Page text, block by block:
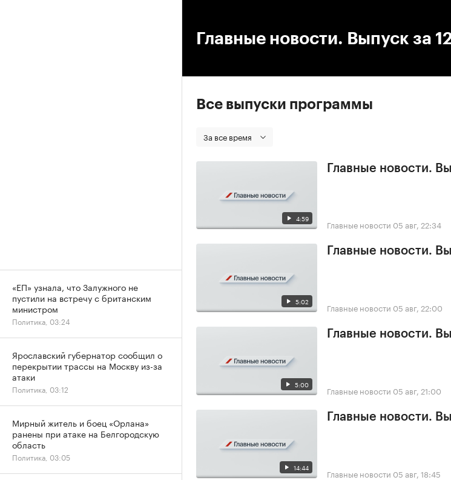
Главные новости. Выпуск за
Все выпуски программы
За все время
4:59
Главные новости.
Главные новости 05 авг, 22:34
5:02
Главные новости.
Главные новости 05 авг, 22:00
5:00
Главные новости.
Главные новости 05 авг, 21:00
14:44
Главные новости.
Главные новости 05 авг, 18:45
«ЕП» узнала, что Залужного не
пустили на встречу с британским
министром
Политика, 03:24
Ярославский губернатор сообщил о
перекрытии трассы на Москву из-за
атаки
Политика, 03:12
Мирный житель и боец «Орлана»
ранены при атаке на Белгородскую
область
Политика, 03:05